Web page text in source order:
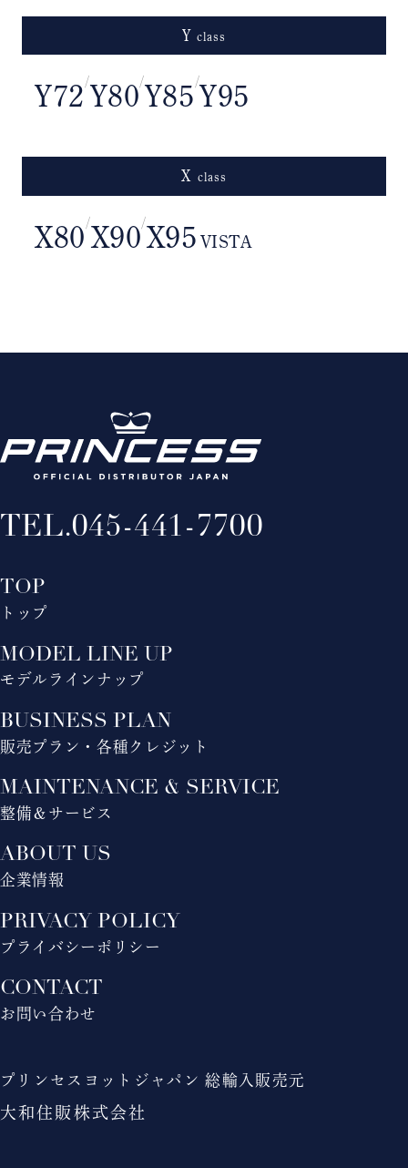
Y class
Y72 /Y80/Y85 /Y95
X class
X80 /X90/X95 VISTA
TEL.045-441-7700
TOP
トップ
MODEL LINE UP
モデルラインナップ
BUSINESS PLAN
販売プラン・各種クレジット
MAINTENANCE & SERVICE
整備＆サービス
ABOUT US
企業情報
PRIVACY POLICY
プライバシーポリシー
CONTACT
お問い合わせ
プリンセスヨットジャパン 総輸入販売元
大和住販株式会社